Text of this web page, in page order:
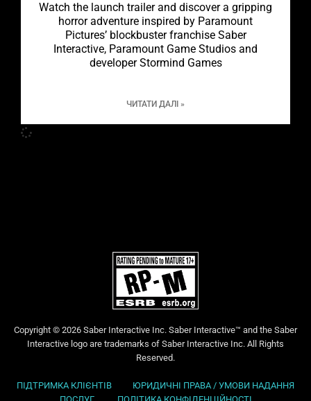
Watch the launch trailer and discover a gripping
horror adventure inspired by Paramount
Pictures’ blockbuster franchise Saber
Interactive, Paramount Game Studios and
developer Stormind Games
ЧИТАТИ ДАЛІ »
Copyright © 2026 Saber Interactive Inc. Saber Interactive™ and the Saber
Interactive logo are trademarks of Saber Interactive Inc. All Rights
Reserved.
ПІДТРИМКА КЛІЄНТІВ
ЮРИДИЧНІ ПРАВА / УМОВИ НАДАННЯ